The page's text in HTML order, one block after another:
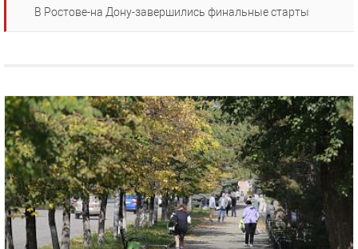
В Ростове-на Дону-завершились финальные старты